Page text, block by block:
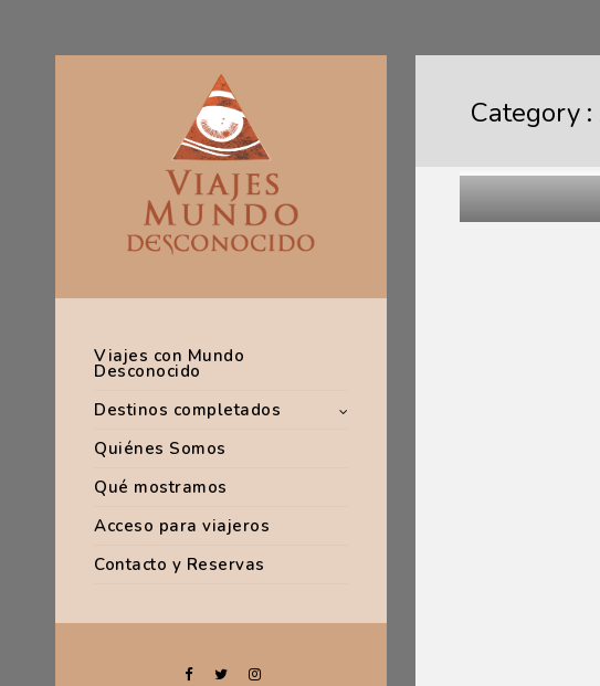
Viajes con Mundo
Desconocido
Destinos completados
Quiénes Somos
Qué mostramos
Acceso para viajeros
Contacto y Reservas
Category :